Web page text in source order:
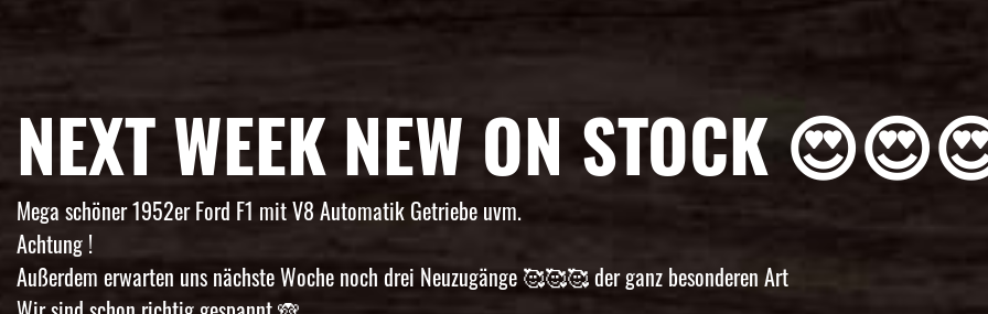
NEXT WEEK NEW ON STOCK
Mega schöner 1952er Ford F1 mit V8 Automatik Getriebe uvm.
Achtung !
Außerdem erwarten uns nächste Woche noch drei Neuzugänge 🥰🥰🥰 der ganz besonderen Art